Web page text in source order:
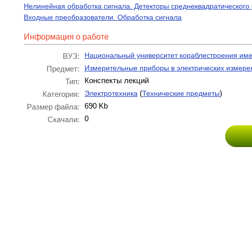
Нелинейная обработка сигнала. Детекторы
Входные преобразователи. Обработка сигнала
Информация о работе
ВУЗ: Национальный университет кораблестроения
Предмет: Измерительные приборы в электрических
Тип:
Конспекты лекций
Категория:
Электротехника (Технические предметы)
Размер файла:
690 Kb
Скачали:
0